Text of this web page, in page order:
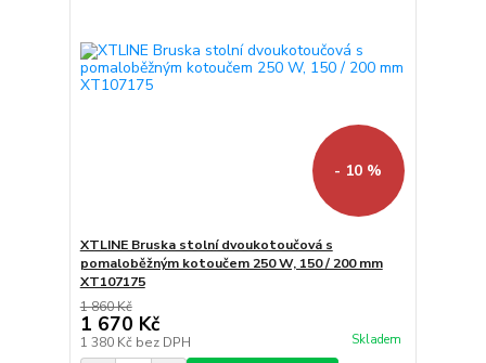
- 10 %
XTLINE Bruska stolní dvoukotoučová s
pomaloběžným kotoučem 250 W, 150 / 200 mm
XT107175
1 860 Kč
1 670 Kč
1 380 Kč bez DPH Skladem